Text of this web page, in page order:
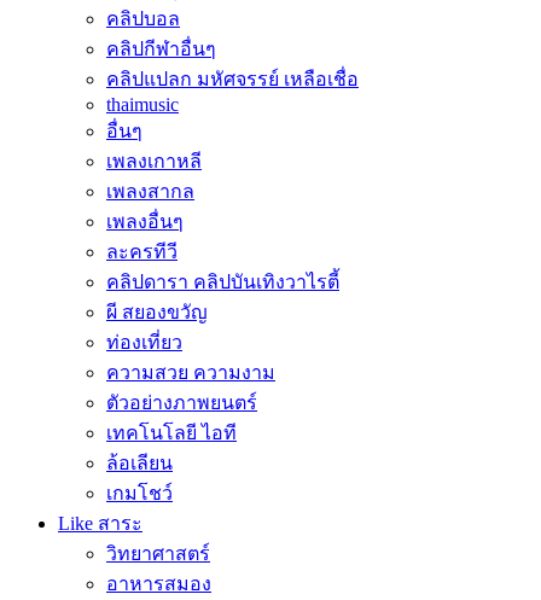
คลิปบอล
คลิปกีฬาอื่นๆ
คลิปแปลก มหัศจรรย์ เหลือเชื่อ
thaimusic
อื่นๆ
เพลงเกาหลี
เพลงสากล
เพลงอื่นๆ
ละครทีวี
คลิปดารา คลิปบันเทิงวาไรตี้
ผี สยองขวัญ
ท่องเที่ยว
ความสวย ความงาม
ตัวอย่างภาพยนตร์
เทคโนโลยี ไอที
ล้อเลียน
เกมโชว์
Like สาระ
วิทยาศาสตร์
อาหารสมอง